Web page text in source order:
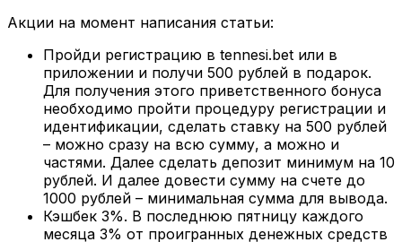
Акции на момент написания статьи:
Пройди регистрацию в tennesi.bet или в
приложении и получи 500 рублей в подарок.
Для получения этого приветственного бонуса
необходимо пройти процедуру регистрации и
идентификации, сделать ставку на 500 рублей
– можно сразу на всю сумму, а можно и
частями. Далее сделать депозит минимум на 10
рублей. И далее довести сумму на счете до
1000 рублей – минимальная сумма для вывода.
Кэшбек 3%. В последнюю пятницу каждого
месяца 3% от проигранных денежных средств